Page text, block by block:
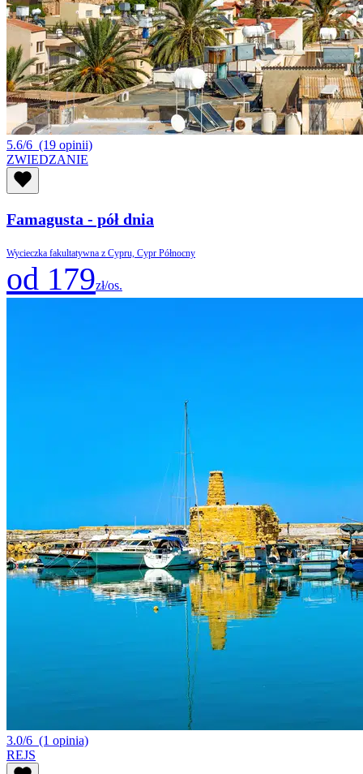
5.6/6 (19 opinii)
ZWIEDZANIE
Famagusta - pół dnia
Wycieczka fakultatywna z Cypru, Cypr Północny
od 179zł/os.
3.0/6 (1 opinia)
REJS